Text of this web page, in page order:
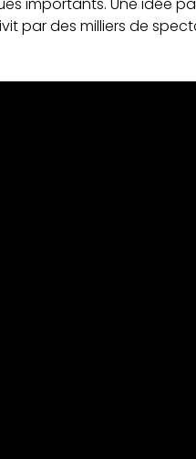
par des milliers de